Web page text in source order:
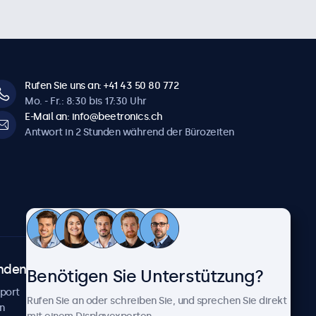
Rufen Sie uns an: +41 43 50 80 772
Mo. - Fr.: 8:30 bis 17:30 Uhr
E-Mail an: info@beetronics.ch
Antwort in 2 Stunden während der Bürozeiten
Über Beetronics
Neuigkeiten und Updates
Benötigen Sie Unterstützung?
Rufen Sie an oder schreiben Sie, und sprechen Sie direkt